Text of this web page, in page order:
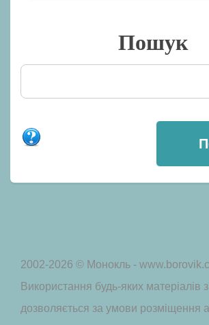
Пошук
2002-2026 © Монокль -
Використання будь-яких матеріалів
дозволяється за умови розміщення